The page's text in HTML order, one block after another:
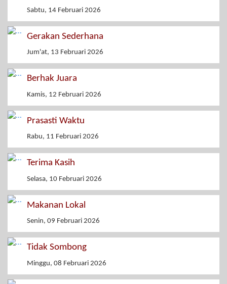
Sabtu, 14 Februari 2026
Gerakan Sederhana
Jum'at, 13 Februari 2026
Berhak Juara
Kamis, 12 Februari 2026
Prasasti Waktu
Rabu, 11 Februari 2026
Terima Kasih
Selasa, 10 Februari 2026
Makanan Lokal
Senin, 09 Februari 2026
Tidak Sombong
Minggu, 08 Februari 2026